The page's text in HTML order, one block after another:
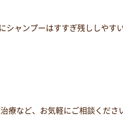
シャンプーはすすぎ残ししやす
療など、お気軽にご相談くださ